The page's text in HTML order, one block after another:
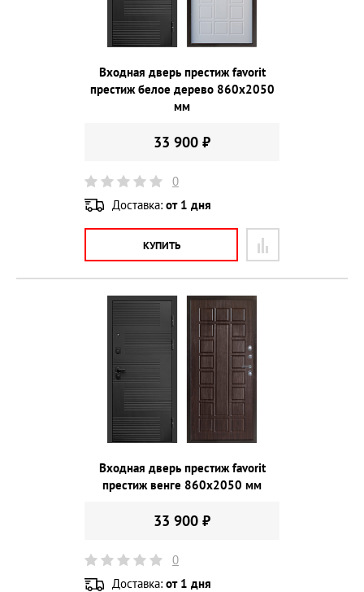
Входная дверь престиж favorit
престиж белое дерево 860х2050
мм
33 900 ₽
0
Доставка: от 1 дня
КУПИТЬ
Входная дверь престиж favorit
престиж венге 860х2050 мм
33 900 ₽
0
Доставка: от 1 дня